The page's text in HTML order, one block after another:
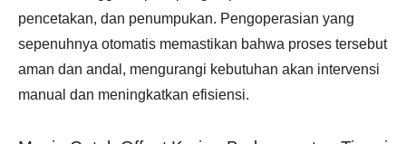
pencetakan, dan penumpukan. Pengoperasian yang
sepenuhnya otomatis memastikan bahwa proses tersebut
aman dan andal, mengurangi kebutuhan akan intervensi
manual dan meningkatkan efisiensi.